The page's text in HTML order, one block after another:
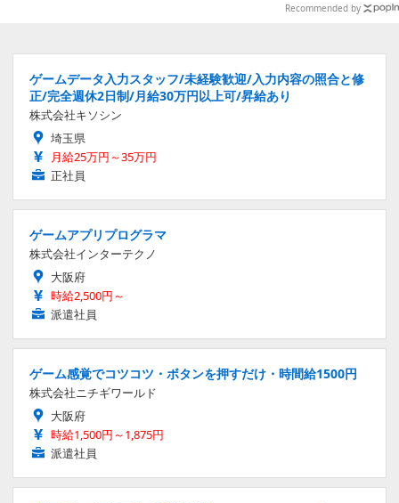
Recommended by
ゲームデータ入力スタッフ/未経験歓迎/入力内容の照合と修
正/完全週休2日制/月給30万円以上可/昇給あり
株式会社キソシン
埼玉県
月給25万円～35万円
正社員
ゲームアプリプログラマ
株式会社インターテクノ
大阪府
時給2,500円～
派遣社員
ゲーム感覚でコツコツ・ボタンを押すだけ・時間給1500円
株式会社ニチギワールド
大阪府
時給1,500円～1,875円
派遣社員